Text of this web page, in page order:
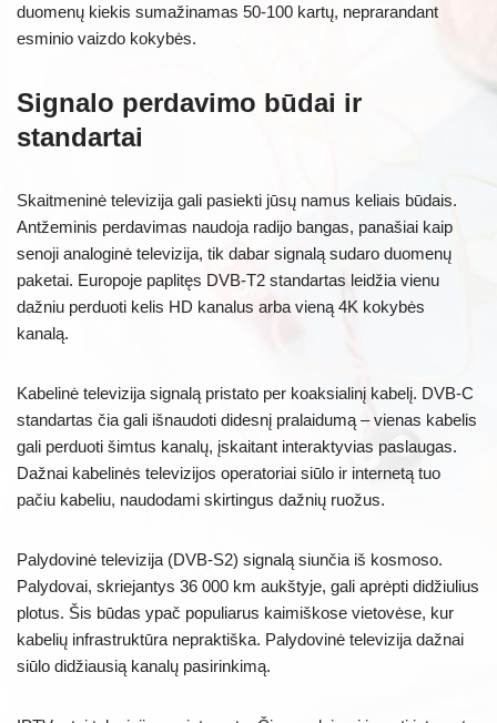
duomenų kiekis sumažinamas 50-100 kartų, neprarandant
esminio vaizdo kokybės.
Signalo perdavimo būdai ir
standartai
Skaitmeninė televizija gali pasiekti jūsų namus keliais būdais.
Antžeminis perdavimas naudoja radijo bangas, panašiai kaip
senoji analoginė televizija, tik dabar signalą sudaro duomenų
paketai. Europoje paplitęs DVB-T2 standartas leidžia vienu
dažniu perduoti kelis HD kanalus arba vieną 4K kokybės
kanalą.
Kabelinė televizija signalą pristato per koaksialinį kabelį. DVB-C
standartas čia gali išnaudoti didesnį pralaidumą – vienas kabelis
gali perduoti šimtus kanalų, įskaitant interaktyvias paslaugas.
Dažnai kabelinės televizijos operatoriai siūlo ir internetą tuo
pačiu kabeliu, naudodami skirtingus dažnių ruožus.
Palydovinė televizija (DVB-S2) signalą siunčia iš kosmoso.
Palydovai, skriejantys 36 000 km aukštyje, gali aprėpti didžiulius
plotus. Šis būdas ypač populiarus kaimiškose vietovėse, kur
kabelių infrastruktūra nepraktiška. Palydovinė televizija dažnai
siūlo didžiausią kanalų pasirinkimą.